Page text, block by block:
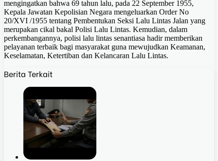
mengingatkan bahwa 69 tahun lalu, pada 22 September 1955,
Kepala Jawatan Kepolisian Negara mengeluarkan Order No
20/XVI /1955 tentang Pembentukan Seksi Lalu Lintas Jalan yang
merupakan cikal bakal Polisi Lalu Lintas. Kemudian, dalam
perkembangannya, polisi lalu lintas senantiasa hadir memberikan
pelayanan terbaik bagi masyarakat guna mewujudkan Keamanan,
Keselamatan, Ketertiban dan Kelancaran Lalu Lintas.
Berita Terkait